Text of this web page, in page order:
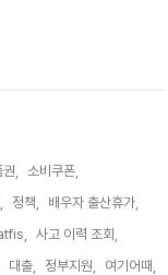
,
소비쿠폰,
정책,
배우자 출산휴가,
사고 이력 조회,
대출, 정부지원,
여기어때,